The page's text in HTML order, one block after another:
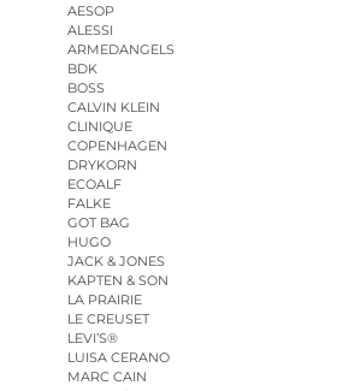
AESOP
ALESSI
ARMEDANGELS
BDK
BOSS
CALVIN KLEIN
CLINIQUE
COPENHAGEN
DRYKORN
ECOALF
FALKE
GOT BAG
HUGO
JACK & JONES
KAPTEN & SON
LA PRAIRIE
LE CREUSET
LEVI’S®
LUISA CERANO
MARC CAIN